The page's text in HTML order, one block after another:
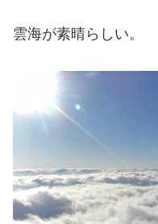
雲海が素晴らしい。